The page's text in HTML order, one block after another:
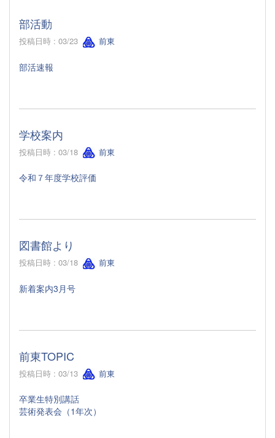
部活動
投稿日時 : 03/23 前東
部活速報
学校案内
投稿日時 : 03/18 前東
令和７年度学校評価
図書館より
投稿日時 : 03/18 前東
新着案内3月号
前東TOPIC
投稿日時 : 03/13 前東
卒業生特別講話
芸術発表会（1年次）